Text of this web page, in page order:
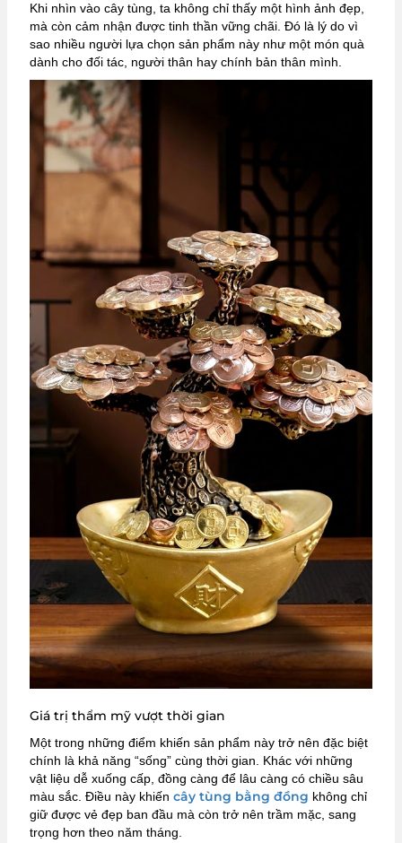
Khi nhìn vào cây tùng, ta không chỉ thấy một hình ảnh đẹp,
mà còn cảm nhận được tinh thần vững chãi. Đó là lý do vì
sao nhiều người lựa chọn sản phẩm này như một món quà
dành cho đối tác, người thân hay chính bản thân mình.
Giá trị thẩm mỹ vượt thời gian
Một trong những điểm khiến sản phẩm này trở nên đặc biệt
chính là khả năng “sống” cùng thời gian. Khác với những
vật liệu dễ xuống cấp, đồng càng để lâu càng có chiều sâu
màu sắc. Điều này khiến cây tùng bằng đồng không chỉ
giữ được vẻ đẹp ban đầu mà còn trở nên trầm mặc, sang
trọng hơn theo năm tháng.